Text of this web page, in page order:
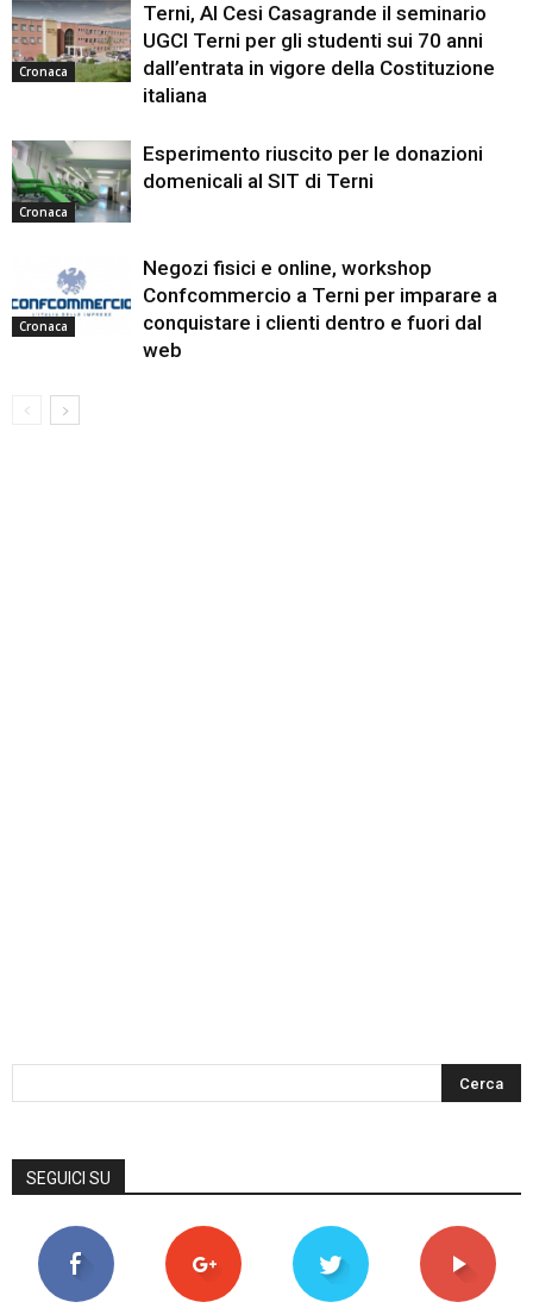
Cronaca
Terni, Al Cesi Casagrande il seminario
UGCI Terni per gli studenti sui 70 anni
dall’entrata in vigore della Costituzione
italiana
Cronaca
Esperimento riuscito per le donazioni
domenicali al SIT di Terni
Cronaca
Negozi fisici e online, workshop
Confcommercio a Terni per imparare a
conquistare i clienti dentro e fuori dal
web
SEGUICI SU